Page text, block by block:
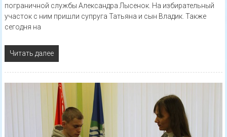
пограничной службы Александра Лысенок. На избирательный
участок с ним пришли супруга Татьяна и сын Владик. Также
сегодня на
Читать далее